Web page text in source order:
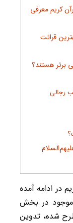
کریم معرفی
قرائت
برتر هستند؟
رجالی
در ادامه آمده
در بخش
شده، تدوین